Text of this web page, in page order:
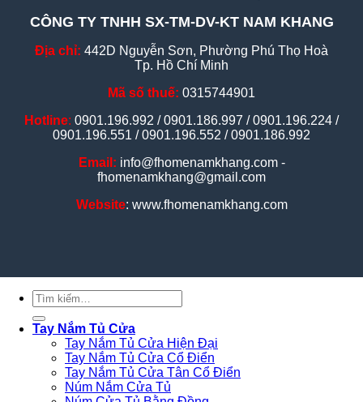
CÔNG TY TNHH SX-TM-DV-KT NAM KHANG
Địa chỉ: 442D Nguyễn Sơn, Phường Phú Thọ Hoà
Tp. Hồ Chí Minh
Mã số thuế: 0315744901
Hotline: 0901.196.992 / 0901.186.997 / 0901.196.224 /
0901.196.551 / 0901.196.552 / 0901.186.992
Email: info@fhomenamkhang.com -
fhomenamkhang@gmail.com
Website: www.fhomenamkhang.com
Tìm
kiếm:
Tay Nắm Tủ Cửa
Tay Nắm Tủ Cửa Hiện Đại
Tay Nắm Tủ Cửa Cổ Điển
Tay Nắm Tủ Cửa Tân Cổ Điển
Núm Nắm Cửa Tủ